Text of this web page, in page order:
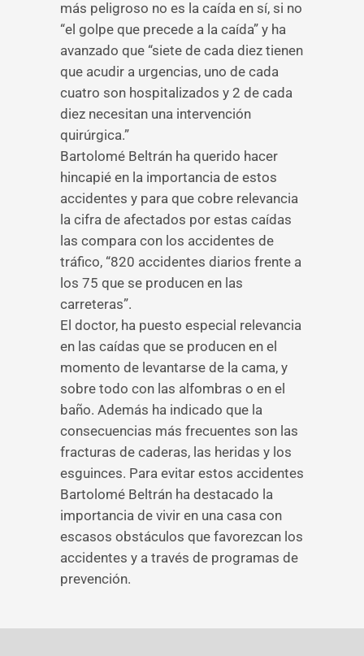
más peligroso no es la caída en sí, si no
“el golpe que precede a la caída” y ha
avanzado que “siete de cada diez tienen
que acudir a urgencias, uno de cada
cuatro son hospitalizados y 2 de cada
diez necesitan una intervención
quirúrgica.”
Bartolomé Beltrán ha querido hacer
hincapié en la importancia de estos
accidentes y para que cobre relevancia
la cifra de afectados por estas caídas
las compara con los accidentes de
tráfico, “820 accidentes diarios frente a
los 75 que se producen en las
carreteras”.
El doctor, ha puesto especial relevancia
en las caídas que se producen en el
momento de levantarse de la cama, y
sobre todo con las alfombras o en el
baño. Además ha indicado que la
consecuencias más frecuentes son las
fracturas de caderas, las heridas y los
esguinces. Para evitar estos accidentes
Bartolomé Beltrán ha destacado la
importancia de vivir en una casa con
escasos obstáculos que favorezcan los
accidentes y a través de programas de
prevención.